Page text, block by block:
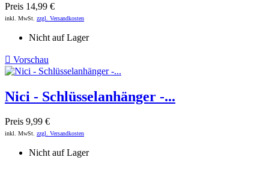
Preis 14,99 €
inkl. MwSt. zzgl. Versandkosten
Nicht auf Lager
 Vorschau
Nici - Schlüsselanhänger -...
Preis 9,99 €
inkl. MwSt. zzgl. Versandkosten
Nicht auf Lager